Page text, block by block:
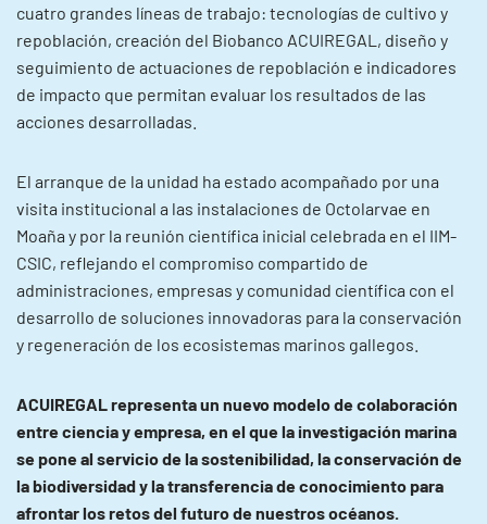
cuatro grandes líneas de trabajo: tecnologías de cultivo y
repoblación, creación del Biobanco ACUIREGAL, diseño y
seguimiento de actuaciones de repoblación e indicadores
de impacto que permitan evaluar los resultados de las
acciones desarrolladas.
El arranque de la unidad ha estado acompañado por una
visita institucional a las instalaciones de Octolarvae en
Moaña y por la reunión científica inicial celebrada en el IIM-
CSIC, reflejando el compromiso compartido de
administraciones, empresas y comunidad científica con el
desarrollo de soluciones innovadoras para la conservación
y regeneración de los ecosistemas marinos gallegos.
ACUIREGAL representa un nuevo modelo de colaboración
entre ciencia y empresa, en el que la investigación marina
se pone al servicio de la sostenibilidad, la conservación de
la biodiversidad y la transferencia de conocimiento para
afrontar los retos del futuro de nuestros océanos.